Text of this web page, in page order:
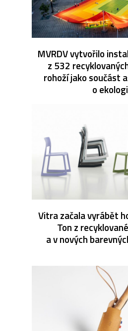
MVRDV vytvořilo
z 532
rohoží jako součást
o
Vitra začala vyrábět
Ton z
a v nových